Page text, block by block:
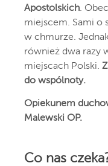
Apostolskich.
miejscem. Sami o
w chmurze.
również dwa razy
miejscach Polski.
do wspólnoty.
Opiekunem
Malewski OP.
Co nas